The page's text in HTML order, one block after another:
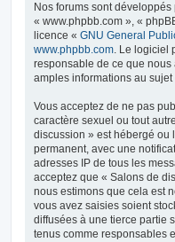
Nos forums sont
« www.phpbb.com », «
licence « GNU General
www.phpbb.com. Le logiciel
responsable de ce que nous
amples informations au
Vous acceptez de ne pas
caractère sexuel ou tout
discussion » est hébergé ou
permanent, avec une
adresses IP de tous les
acceptez que « Salons de
nous estimons que cela est
vous avez saisies soient
diffusées à une tierce partie
tenus comme responsables